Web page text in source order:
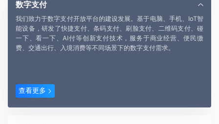
数字支付
我们致力于数字支付开放平台的建设发展。基于电脑、手机、IoT智
能设备，研发了快捷支付、条码支付、刷脸支付、二维码支付、碰
一下、看一下、AI付等创新支付技术，服务于商业经营、便民缴
费、交通出行、入境消费等不同场景下的数字支付需求。
查看更多